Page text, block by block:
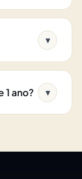
▾
1 ano? ▾